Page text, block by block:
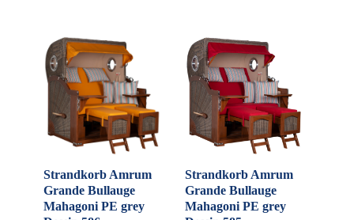
Strandkorb Amrum
Grande Bullauge
Mahagoni PE grey
Strandkorb Amrum
Grande Bullauge
Mahagoni PE grey